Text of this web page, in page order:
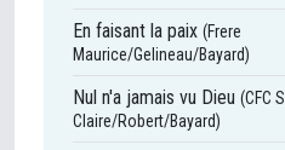
En faisant la paix (Frere
Maurice/Gelineau/Bayard)
Nul n'a jamais vu Dieu (CFC
Claire/Robert/Bayard)